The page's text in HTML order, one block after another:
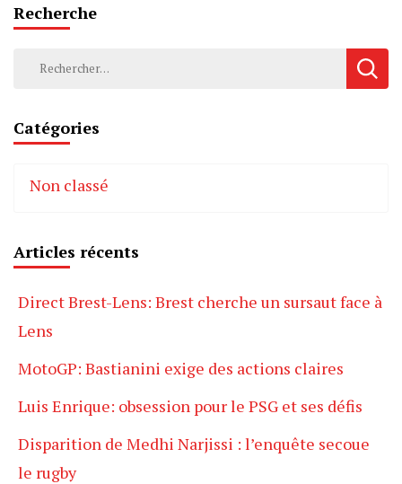
Recherche
Rechercher :
Catégories
Non classé
Articles récents
Direct Brest-Lens: Brest cherche un sursaut face à
Lens
MotoGP: Bastianini exige des actions claires
Luis Enrique: obsession pour le PSG et ses défis
Disparition de Medhi Narjissi : l’enquête secoue
le rugby